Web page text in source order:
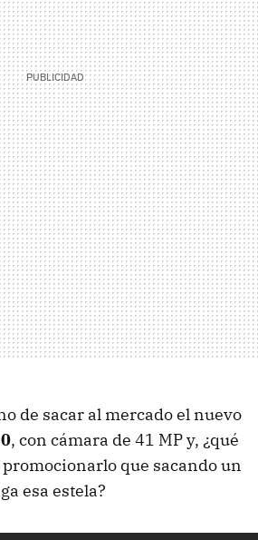
de sacar al mercado el nuevo
, con cámara de 41 MP y, ¿qué
que sacando un
esa estela?